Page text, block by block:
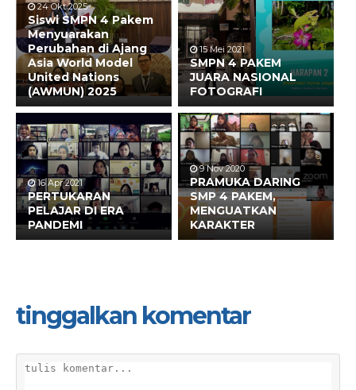
24 Okt 2025
Siswi SMPN 4 Pakem
Menyuarakan
Perubahan di Ajang
Asia World Model
United Nations
(AWMUN) 2025
15 Mei 2021
SMPN 4 PAKEM
JUARA NASIONAL
FOTOGRAFI
16 Apr 2021
PERTUKARAN
PELAJAR DI ERA
PANDEMI
9 Nov 2020
PRAMUKA DARING
SMP 4 PAKEM,
MENGUATKAN
KARAKTER
tinggalkan komentar